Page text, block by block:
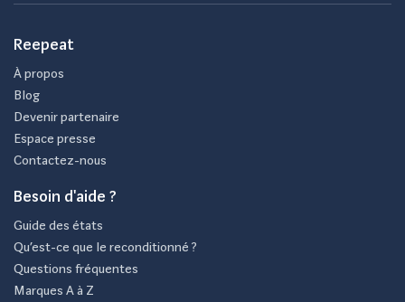
Reepeat
À propos
Blog
Devenir partenaire
Espace presse
Contactez-nous
Besoin d'aide ?
Guide des états
Qu’est-ce que le reconditionné ?
Questions fréquentes
Marques A à Z